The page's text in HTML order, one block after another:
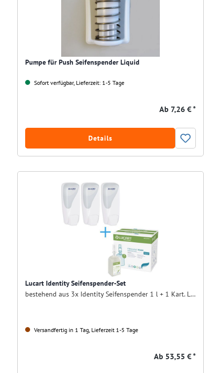
Pumpe für Push Seifenspender Liquid
Sofort verfügbar, Lieferzeit: 1-5 Tage
Ab 7,26 € *
Details
Lucart Identity Seifenspender-Set
bestehend aus 3x Identity Seifenspender 1 l + 1 Kart. Lucart Schaumseife (6x1 ltr.)
Versandfertig in 1 Tag, Lieferzeit 1-5 Tage
Ab 53,55 € *